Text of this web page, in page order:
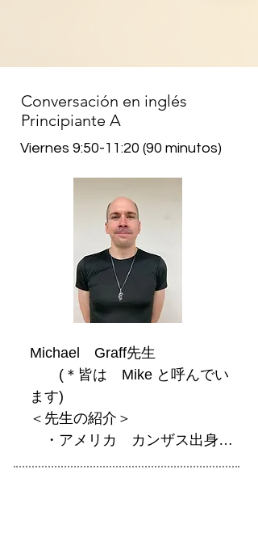
Conversación en inglés
Principiante A
Viernes 9:50-11:20 (90 minutos)
Michael　Graff先生
(＊皆は　Mike と呼んでい
ます)
＜先生の紹介＞
・アメリカ　カンザス出身
・当ラウンジの英会話初級・